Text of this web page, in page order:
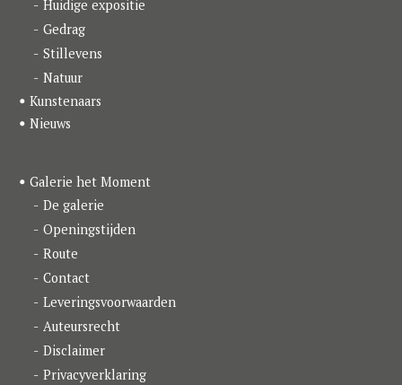
k a
m
n
Huidige expositie
Gedrag
Stillevens
Natuur
Kunstenaars
Nieuws
Galerie het Moment
De galerie
Openingstijden
Route
Contact
Leveringsvoorwaarden
Auteursrecht
Disclaimer
Privacyverklaring